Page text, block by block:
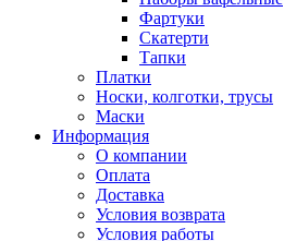
Фартуки
Скатерти
Тапки
Платки
Носки, колготки, трусы
Маски
Информация
О компании
Оплата
Доставка
Условия возврата
Условия работы